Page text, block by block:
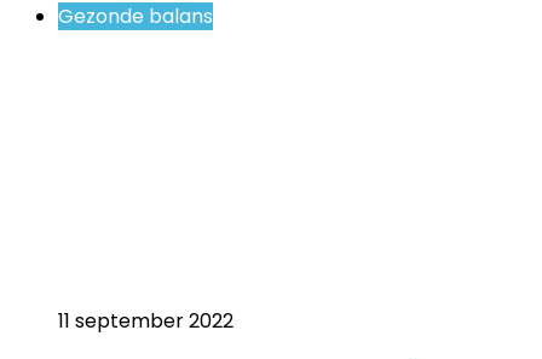
Gezonde balans
11 september 2022